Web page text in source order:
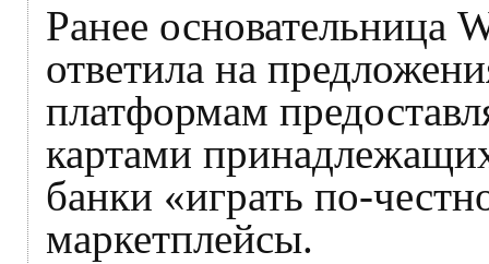
Ранее основательница
ответила на
платформам
картами
банки «играть по-
маркетплейсы.